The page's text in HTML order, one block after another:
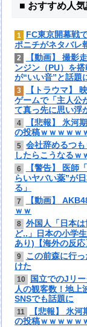
■ おすすめ人気
1
FC東京開幕戦
ポニチがネタバレ
2
【動画】 撮影
ンジン（PU）を
が“いい音”と話題
3
【トラウマ】
ゲームで「主人公
て真っ先に思い浮
4
【悲報】 氷河
の投稿ｗｗｗｗｗ
5 会社辞めるつ
したらこうなるｗ
6
【警告】 医師
らいヤバい薬”が
る」
7
【動画】
ｗｗ
8 外国人「日本
ど..」日本の小学
あり)【海外の反応
9
この前森に行
けた
10
国立でのJリ
人の観客数！地上
SNSでも話題に
11
【悲報】 氷
の投稿ｗｗｗｗｗ